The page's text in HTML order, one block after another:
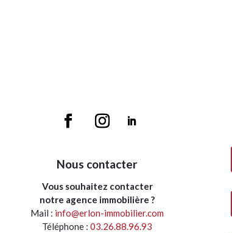
Nous contacter
Vous souhaitez contacter
notre agence immobilière ?
Mail : info@erlon-immobilier.com
Téléphone :03.26.88.96.93